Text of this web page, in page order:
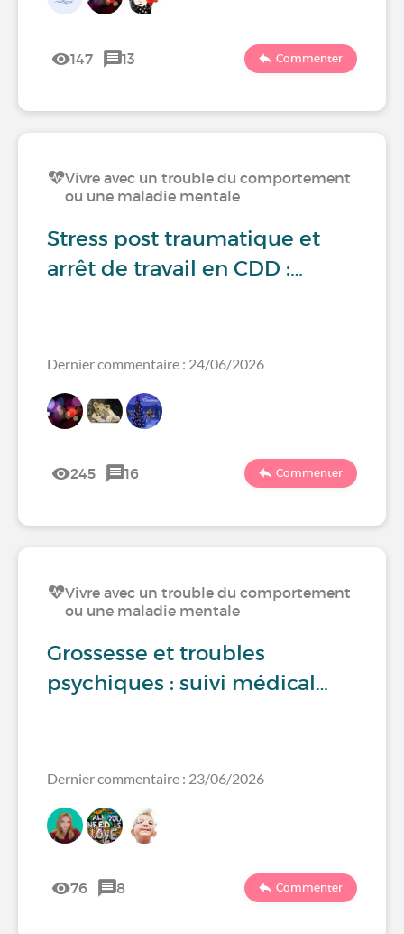
147 13 Commenter
Vivre avec un trouble du comportement
ou une maladie mentale
Stress post traumatique et
arrêt de travail en CDD :…
Dernier commentaire : 24/06/2026
245 16 Commenter
Vivre avec un trouble du comportement
ou une maladie mentale
Grossesse et troubles
psychiques : suivi médical…
Dernier commentaire : 23/06/2026
76 8 Commenter